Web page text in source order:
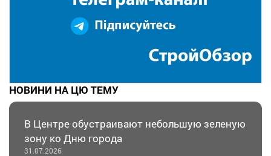
НОВИНИ НА ЦЮ ТЕМУ
В Центре обустраивают небольшую зеленую
зону ко Дню города
31.07.2026